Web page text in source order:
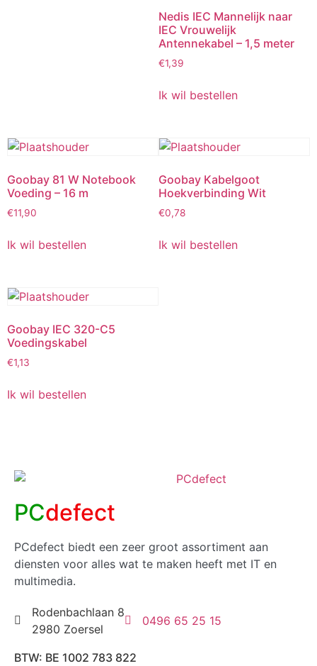
Nedis IEC Mannelijk naar
IEC Vrouwelijk
Antennekabel – 1,5 meter
€1,39
Ik wil bestellen
Goobay 81 W Notebook
Voeding – 16 m
€11,90
Ik wil bestellen
Goobay Kabelgoot
Hoekverbinding Wit
€0,78
Ik wil bestellen
Goobay IEC 320-C5
Voedingskabel
€1,13
Ik wil bestellen
PCdefect
PCdefect biedt een zeer groot assortiment aan
diensten voor alles wat te maken heeft met IT en
multimedia.
Rodenbachlaan 8
2980 Zoersel
0496 65 25 15
BTW: BE 1002 783 822